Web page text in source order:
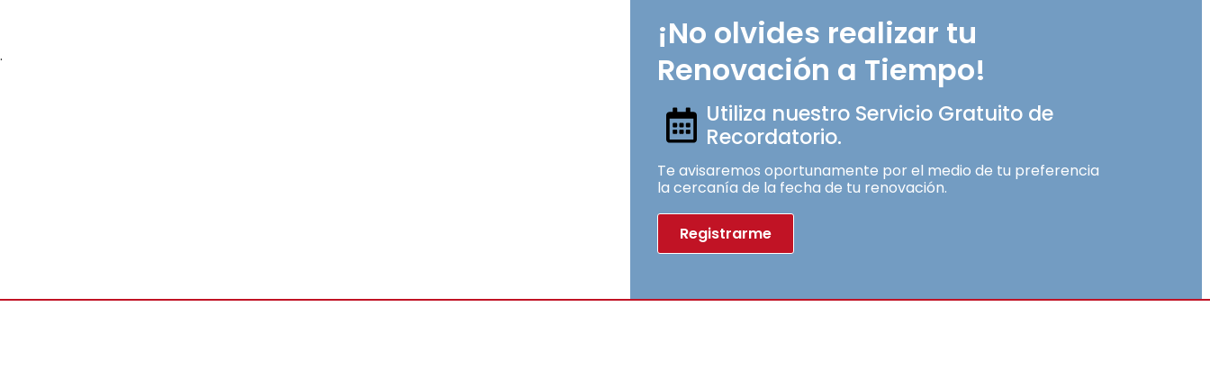
.
¡No olvides realizar tu
Renovación a Tiempo!
Utiliza nuestro Servicio Gratuito de
Recordatorio.
Te avisaremos oportunamente por el medio de tu preferencia
la cercanía de la fecha de tu renovación.
Registrarme